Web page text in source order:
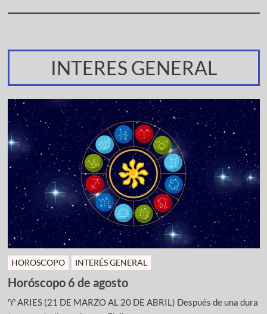
INTERES GENERAL
HOROSCOPO INTERÉS GENERAL
Horóscopo 6 de agosto
♈ ARIES (21 DE MARZO AL 20 DE ABRIL) Después de una dura